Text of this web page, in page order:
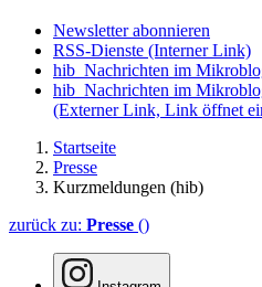
Newsletter abonnieren
RSS-Dienste (Interner Link)
hib_Nachrichten im
hib_Nachrichten im
(Externer Link, Link öffnet
Startseite
Presse
Kurzmeldungen (hib)
zurück zu: Presse ()